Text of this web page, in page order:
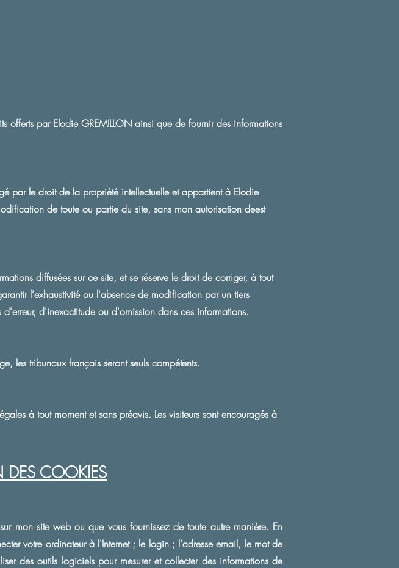
offerts par Elodie GREMILLON ainsi que de fournir des informations
par le droit de la propriété intellectuelle et appartient à Elodie
de toute ou partie du site, sans mon autorisation deest
diffusées sur ce site, et se réserve le droit de corriger, à tout
l'exhaustivité ou l'absence de modification par un tiers
d'inexactitude ou d'omission dans ces informations.
les tribunaux français seront seuls compétents.
à tout moment et sans préavis. Les visiteurs sont encouragés à
DES COOKIES
mon site web ou que vous fournissez de toute autre manière. En
votre ordinateur à l'Internet ; le login ; l'adresse email, le mot de
des outils logiciels pour mesurer et collecter des informations de